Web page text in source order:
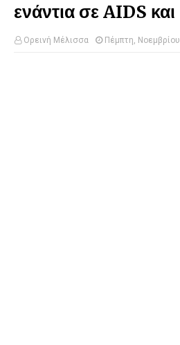
ενάντια σε AIDS
Ορεινή Μέλισσα Πέμπτη,